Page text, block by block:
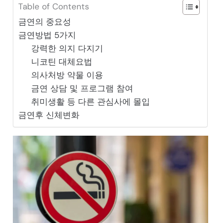
Table of Contents
금연의 중요성
금연방법 5가지
강력한 의지 다지기
니코틴 대체요법
의사처방 약물 이용
금연 상담 및 프로그램 참여
취미생활 등 다른 관심사에 몰입
금연후 신체변화